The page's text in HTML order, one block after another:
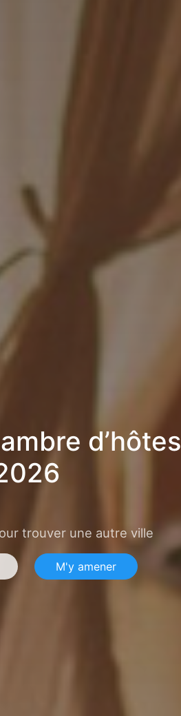
d’hôtes
trouver une autre ville
M'y amener